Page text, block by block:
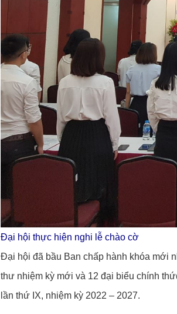
Đại hội thực hiện nghi lễ chào cờ
Đại hội đã bầu Ban chấp hành khóa mới
thư nhiệm kỳ mới và 12 đại biểu chính
lần thứ IX, nhiệm kỳ 2022 – 2027.